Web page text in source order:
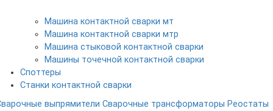
Машина контактной сварки мт
Машина контактной сварки мтр
Машина стыковой контактной сварки
Машины точечной контактной сварки
Споттеры
Станки контактной сварки
выпрямители Сварочные трансформаторы Реостаты